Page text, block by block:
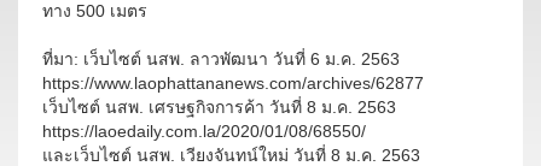
ทาง 500 เมตร
ที่มา: เว็บไซต์ นสพ. ลาวพัฒนา วันที่ 6 ม.ค. 2563
https://www.laophattananews.com/archives/62877
เว็บไซต์ นสพ. เศรษฐกิจการค้า วันที่ 8 ม.ค. 2563
https://laoedaily.com.la/2020/01/08/68550/
และเว็บไซต์ นสพ. เวียงจันทน์ใหม่ วันที่ 8 ม.ค. 2563